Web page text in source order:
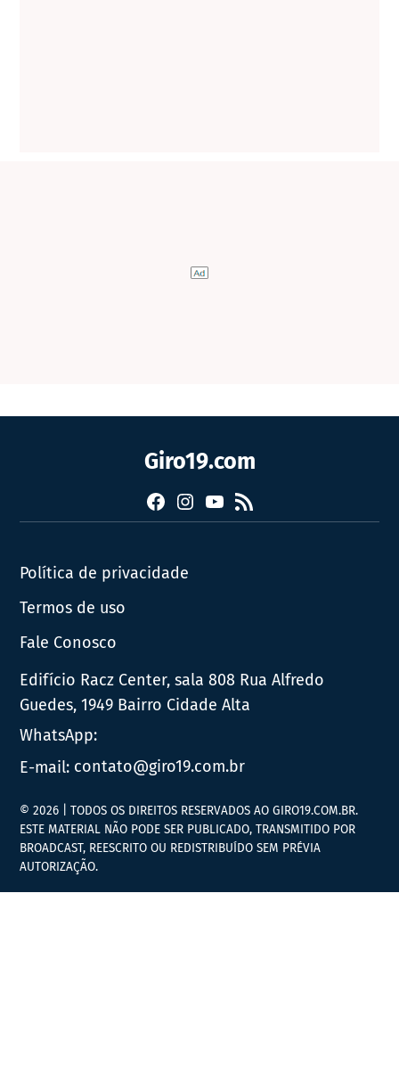
Giro19.com
FacebookInstagram
YouTube
RSS
Política de privacidade
Termos de uso
Fale Conosco
Edifício Racz Center, sala 808 Rua Alfredo
Guedes, 1949 Bairro Cidade Alta
WhatsApp:
E-mail: contato@giro19.com.br
© 2026 | TODOS OS DIREITOS RESERVADOS AO GIRO19.COM.BR.
ESTE MATERIAL NÃO PODE SER PUBLICADO, TRANSMITIDO POR
BROADCAST, REESCRITO OU REDISTRIBUÍDO SEM PRÉVIA
AUTORIZAÇÃO.